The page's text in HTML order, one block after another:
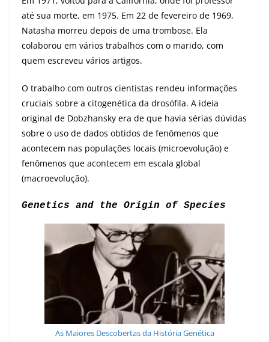
até sua morte, em 1975. Em 22 de fevereiro de 1969,
Natasha morreu depois de uma trombose. Ela
colaborou em vários trabalhos com o marido, com
quem escreveu vários artigos.
O trabalho com outros cientistas rendeu informações
cruciais sobre a citogenética da drosófila. A ideia
original de Dobzhansky era de que havia sérias dúvidas
sobre o uso de dados obtidos de fenômenos que
acontecem nas populações locais (microevolução) e
fenômenos que acontecem em escala global
(macroevolução).
Genetics and the Origin of Species
As Maiores Descobertas da História Genética